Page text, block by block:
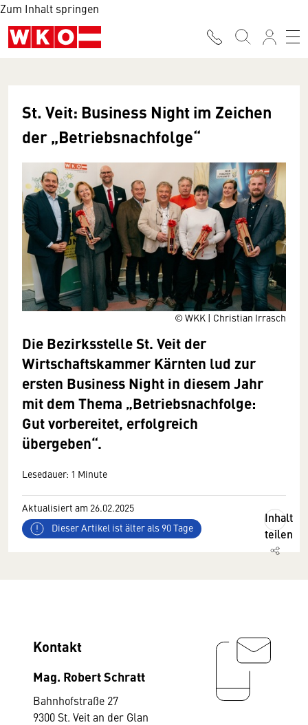
Zum Inhalt springen
© WKK | Christian Irrasch
St. Veit: Business Night im Zeichen
der „Betriebsnachfolge“
Die Bezirksstelle St. Veit der
Wirtschaftskammer Kärnten lud zur
ersten Business Night in diesem Jahr
mit dem Thema „Betriebsnachfolge:
Gut vorbereitet, erfolgreich
übergeben“.
Lesedauer: 1 Minute
Aktualisiert am 26.02.2025
Dieser Artikel ist älter als 90 Tage
Inhalt
teilen
Kontakt
Mag. Robert Schratt
Bahnhofstraße 27
9300 St. Veit an der Glan